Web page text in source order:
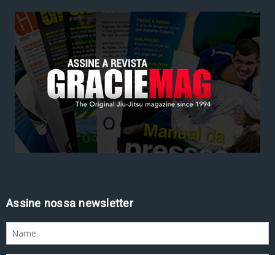
Assine nossa newsletter